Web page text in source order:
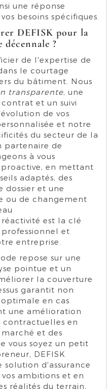
une réponse
besoins spécifiques.
DEFISK pour la
décennale ?
de l'expertise de
le courtage
du bâtiment. Nous
transparente, une
et un suivi
de vos
et notre
du secteur de la
partenaire de
à vous
en mettant
adaptés, des
dossier et une
ou de changement
est la clé
et
entreprise.
repose sur une
pointue et un
la couverture
garantit non
en cas
une amélioration
contractuelles en
et des
vous soyez un petit
DEFISK
solution d'assurance
ambitions et en
réalités du terrain,